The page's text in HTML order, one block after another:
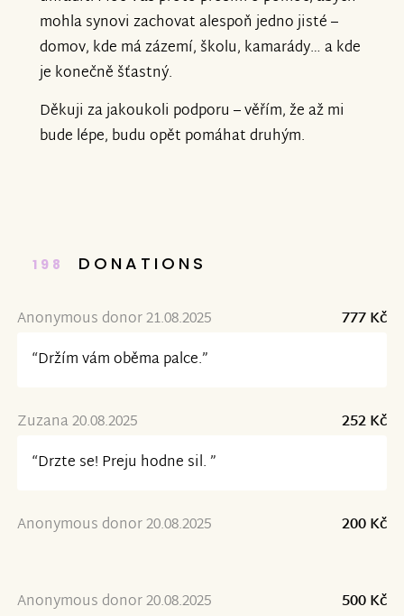
mohla synovi zachovat alespoň jedno jisté –
domov, kde má zázemí, školu, kamarády… a kde
je konečně šťastný.
Děkuji za jakoukoli podporu – věřím, že až mi
bude lépe, budu opět pomáhat druhým.
198 DONATIONS
Anonymous donor 21.08.2025
777 Kč
“Držím vám oběma palce.”
Zuzana 20.08.2025
252 Kč
“Drzte se! Preju hodne sil. ”
Anonymous donor 20.08.2025 200 Kč
Anonymous donor 20.08.2025 500 Kč